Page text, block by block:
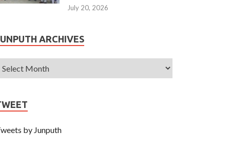
July 20, 2026
ARCHIVES
by Junputh